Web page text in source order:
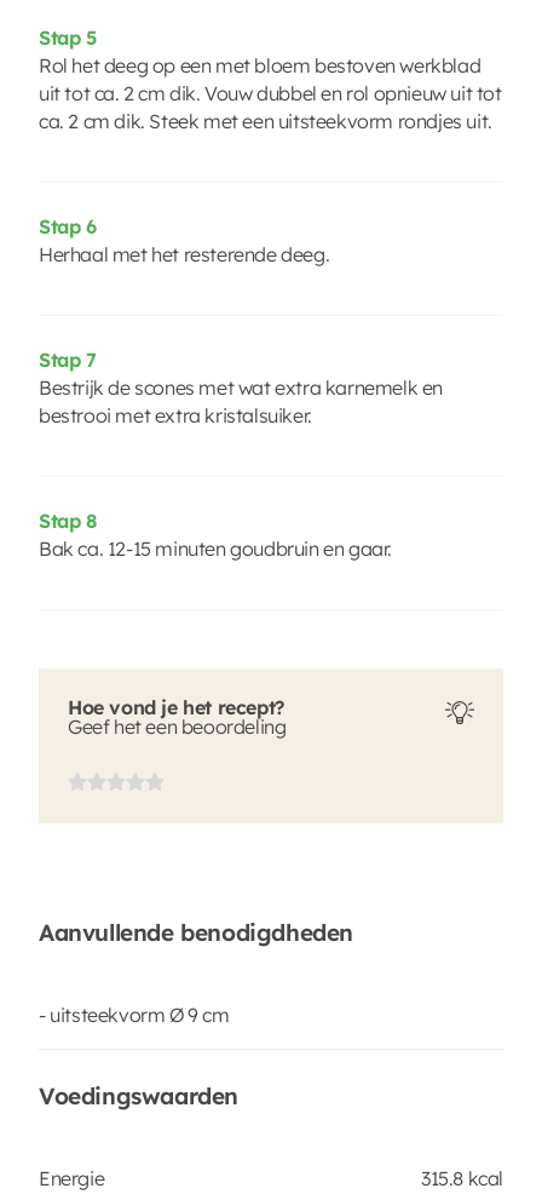
Stap 5
Rol het deeg op een met bloem bestoven werkblad
uit tot ca. 2 cm dik. Vouw dubbel en rol opnieuw uit tot
ca. 2 cm dik. Steek met een uitsteekvorm rondjes uit.
Stap 6
Herhaal met het resterende deeg.
Stap 7
Bestrijk de scones met wat extra karnemelk en
bestrooi met extra kristalsuiker.
Stap 8
Bak ca. 12-15 minuten goudbruin en gaar.
Hoe vond je het recept?
Geef het een beoordeling
Aanvullende benodigdheden
- uitsteekvorm Ø 9 cm
Voedingswaarden
Energie 315.8 kcal